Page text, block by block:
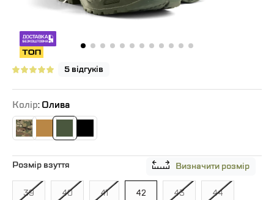
5 відгуків
Колір: Олива
Визначити розмір
Розмір взуття
39 40 41 42 43 44